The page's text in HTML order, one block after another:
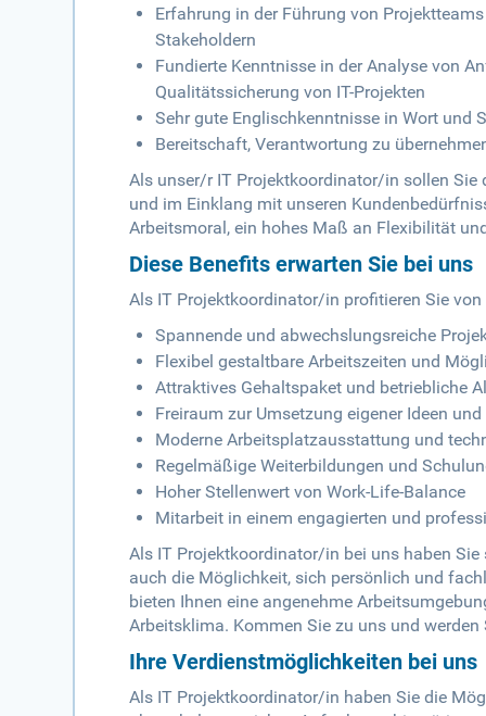
Erfahrung in der Führung von
Stakeholdern
Fundierte Kenntnisse in der Analyse von
Qualitätssicherung von IT-Projekten
Sehr gute Englischkenntnisse in Wort und
Bereitschaft, Verantwortung zu
Als unser/r IT Projektkoordinator/in sollen Sie
und im Einklang mit unseren
Arbeitsmoral, ein hohes Maß an Flexibilität
Diese Benefits erwarten Sie bei uns
Als IT Projektkoordinator/in profitieren Sie
Spannende und abwechslungsreiche
Flexibel gestaltbare Arbeitszeiten und
Attraktives Gehaltspaket und betriebliche
Freiraum zur Umsetzung eigener Ideen
Moderne Arbeitsplatzausstattung und
Regelmäßige Weiterbildungen und
Hoher Stellenwert von Work-Life-Balance
Mitarbeit in einem engagierten und
Als IT Projektkoordinator/in bei uns haben
auch die Möglichkeit, sich persönlich und
bieten Ihnen eine angenehme
Arbeitsklima. Kommen Sie zu uns und
Ihre Verdienstmöglichkeiten bei uns
Als IT Projektkoordinator/in haben Sie die